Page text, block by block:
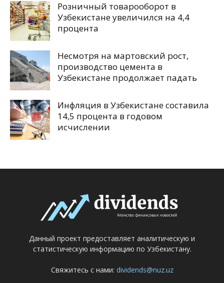
Розничный товарооборот в
Узбекистане увеличился на 4,4
процента
Несмотря на мартовский рост,
производство цемента в
Узбекистане продолжает падать
Инфляция в Узбекистане составила
14,5 процента в годовом
исчислении
Данный проект предоставляет аналитическую и
статистическую информацию по Узбекистану.
Свяжитесь с нами: dividends@nuz.uz